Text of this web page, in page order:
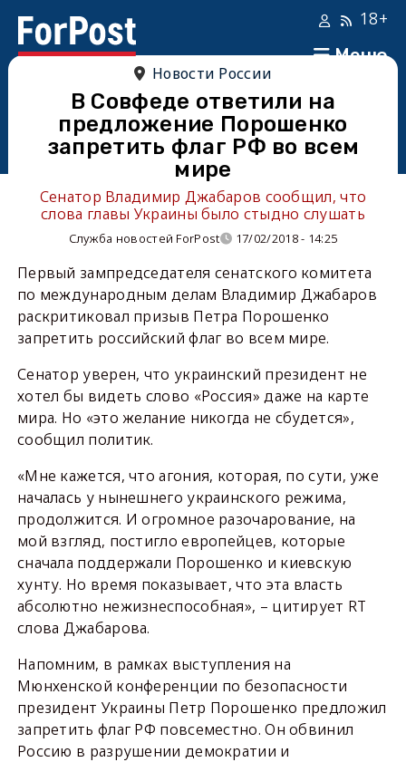
Меню
18+
Новости России
В Совфеде ответили на
предложение Порошенко
запретить флаг РФ во всем
мире
Сенатор Владимир Джабаров сообщил, что
слова главы Украины было стыдно слушать
Служба новостей ForPost 17/02/2018 - 14:25
Первый зампредседателя сенатского комитета
по международным делам Владимир Джабаров
раскритиковал призыв Петра Порошенко
запретить российский флаг во всем мире.
Сенатор уверен, что украинский президент не
хотел бы видеть слово «Россия» даже на карте
мира. Но «это желание никогда не сбудется»,
сообщил политик.
«Мне кажется, что агония, которая, по сути, уже
началась у нынешнего украинского режима,
продолжится. И огромное разочарование, на
мой взгляд, постигло европейцев, которые
сначала поддержали Порошенко и киевскую
хунту. Но время показывает, что эта власть
абсолютно нежизнеспособная», – цитирует RT
слова Джабарова.
Напомним, в рамках выступления на
Мюнхенской конференции по безопасности
президент Украины Петр Порошенко предложил
запретить флаг РФ повсеместно. Он обвинил
Россию в разрушении демократии и